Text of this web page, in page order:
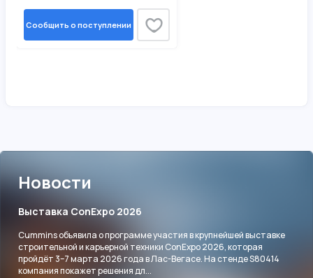
Сообщить о поступлении
Новости
Выставка ConExpo 2026
Cummins объявила о программе участия в крупнейшей выставке
строительной и карьерной техники ConExpo 2026, которая
пройдёт 3–7 марта 2026 года в Лас-Вегасе. На стенде S80414
компания покажет решения дл...